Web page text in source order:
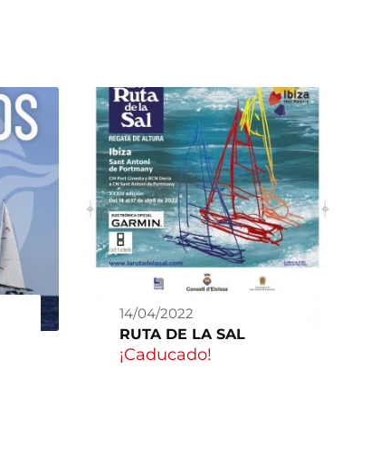
14/04/2022
RUTA DE LA SAL
¡Caducado!